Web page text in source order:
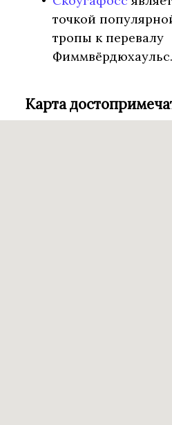
точкой
тропы к перевалу
Фиммвёрдюхаульс.
Карта